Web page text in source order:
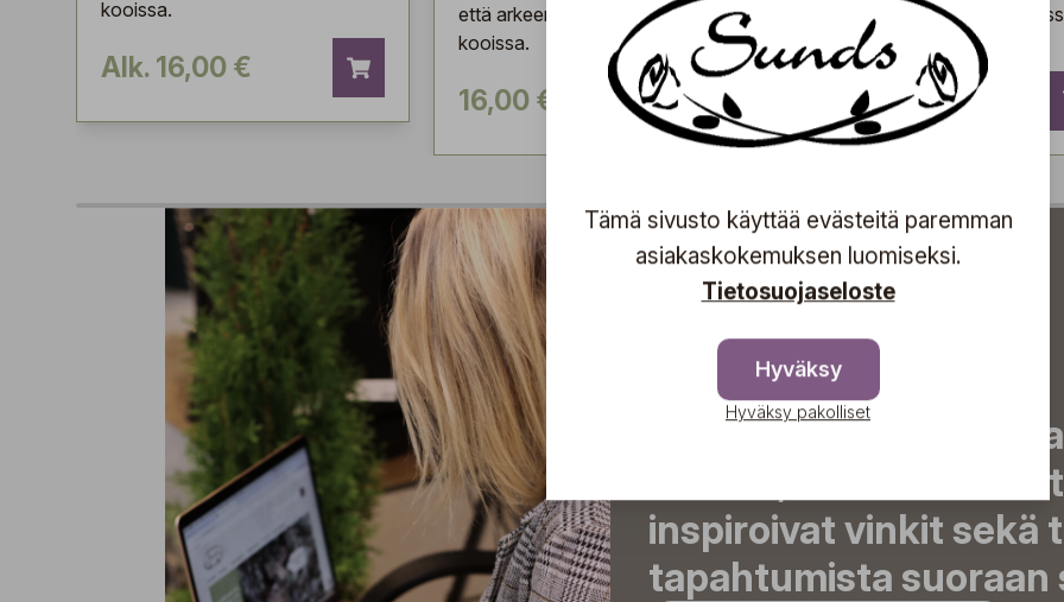
kooissa.
Alk. 16,00 €
että arkeen. Saatavilla useissa eri
kooissa.
16,00 €
että arkeen. Saatavilla
kooissa.
24,00 €
Tilaa uutiskirjeemme
uutiset, eksklusiiviset
inspiroivat vinkit sekä
tapahtumista suoraan
Tämä sivusto käyttää evästeitä paremman
asiakaskokemuksen luomiseksi.
Tietosuojaseloste
Hyväksy
Hyväksy pakolliset